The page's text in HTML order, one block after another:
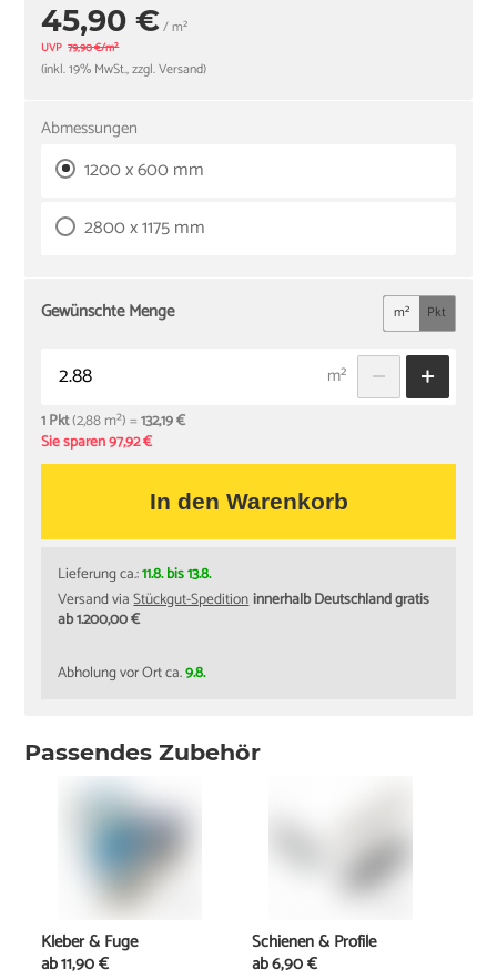
45,90 €/ m²
UVP 79,90 €/m²
(inkl. 19% MwSt., zzgl. Versand)
Abmessungen
1200 x 600 mm
2800 x 1175 mm
Gewünschte Menge m² Pkt
m²
1 Pkt(2,88 m²) =132,19 €
Sie sparen 97,92 €
In den Warenkorb
Lieferung ca.:11.8. bis 13.8.
Versand viaStückgut-Speditioninnerhalb Deutschland gratis
ab 1.200,00 €
Abholung vor Ort ca.9.8.
Passendes Zubehör
Kleber & Fuge
ab11,90 €
Schienen & Profile
ab6,90 €